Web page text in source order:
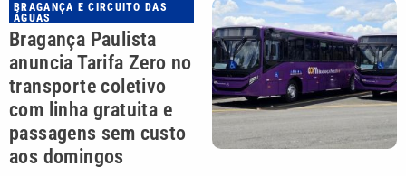
BRAGANÇA E CIRCUITO DAS
ÁGUAS
Bragança Paulista
anuncia Tarifa Zero no
transporte coletivo
com linha gratuita e
passagens sem custo
aos domingos